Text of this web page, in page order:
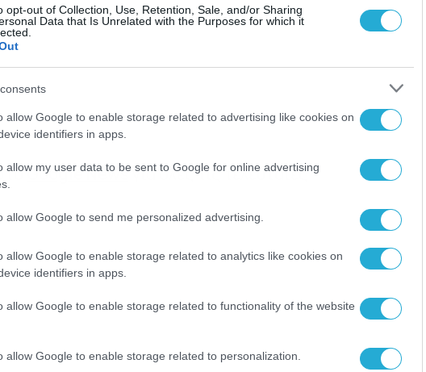
opt-out of Collection, Use, Retention, Sale, and/or Sharing
Data that Is Unrelated with the Purposes for which it
allow Google to enable storage related to advertising like cookies on
identifiers in apps.
allow my user data to be sent to Google for online advertising
allow Google to send me personalized advertising.
allow Google to enable storage related to analytics like cookies on
identifiers in apps.
allow Google to enable storage related to functionality of the website
allow Google to enable storage related to personalization.
ο Σίμων.
Google Newsγια όλες τις τελευταίες